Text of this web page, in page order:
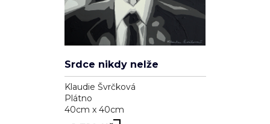
Srdce nikdy nelže
Klaudie Švrčková
Plátno
40cm x 40cm